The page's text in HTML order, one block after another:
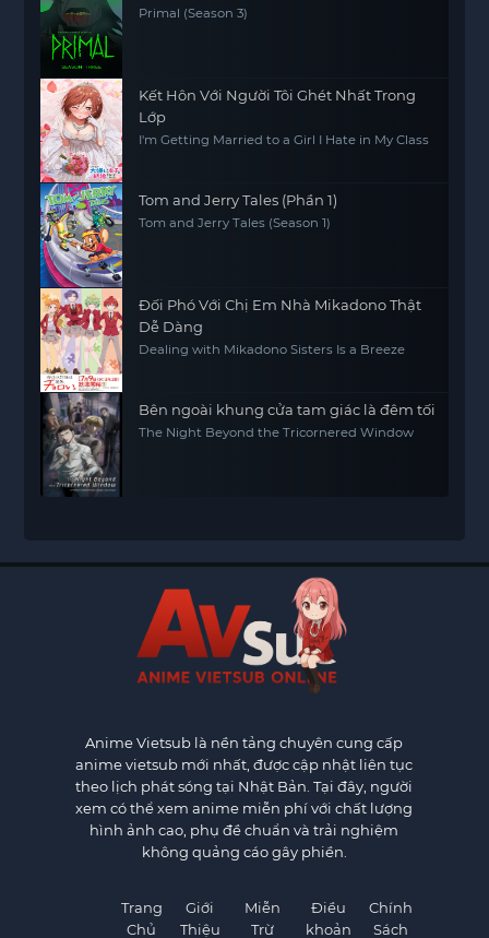
Primal (Season 3)
Kết Hôn Với Người Tôi Ghét Nhất Trong
Lớp
I'm Getting Married to a Girl I Hate in My Class
Tom and Jerry Tales (Phần 1)
Tom and Jerry Tales (Season 1)
Đối Phó Với Chị Em Nhà Mikadono Thật
Dễ Dàng
Dealing with Mikadono Sisters Is a Breeze
Bên ngoài khung cửa tam giác là đêm tối
The Night Beyond the Tricornered Window
Anime Vietsub là nền tảng chuyên cung cấp
anime vietsub mới nhất, được cập nhật liên tục
theo lịch phát sóng tại Nhật Bản. Tại đây, người
xem có thể xem anime miễn phí với chất lượng
hình ảnh cao, phụ đề chuẩn và trải nghiệm
không quảng cáo gây phiền.
Trang
Chủ
Giới
Thiệu
Miễn
Trừ
Điều
khoản
Chính
Sách